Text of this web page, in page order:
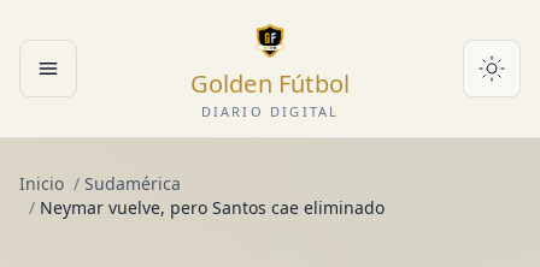
Abrir menú Golden Fútbol
DIARIO DIGITAL
Inicio / Sudamérica
/ Neymar vuelve, pero Santos cae eliminado